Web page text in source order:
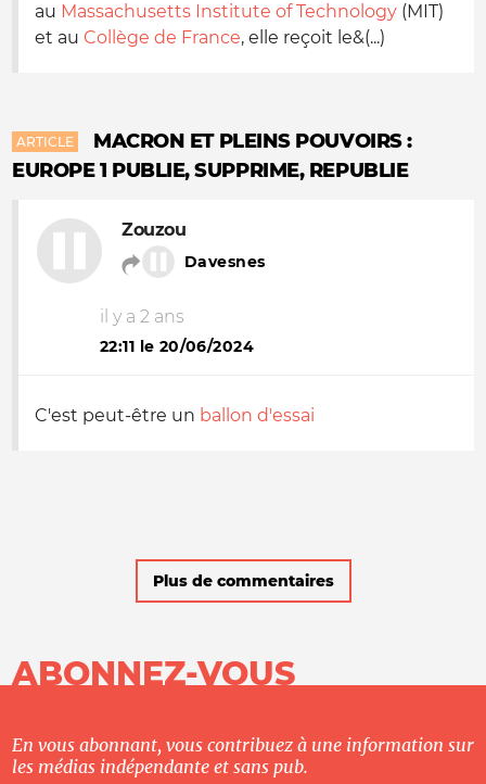
au Massachusetts Institute of Technology (MIT)
et au Collège de France, elle reçoit le&(...)
ARTICLE
MACRON ET PLEINS POUVOIRS :
EUROPE 1 PUBLIE, SUPPRIME, REPUBLIE
Zouzou
Davesnes
il y a 2 ans
22:11 le 20/06/2024
C'est peut-être un ballon d'essai
Plus de commentaires
ABONNEZ-VOUS
En vous abonnant, vous contribuez à une information sur
les médias indépendante et sans pub.